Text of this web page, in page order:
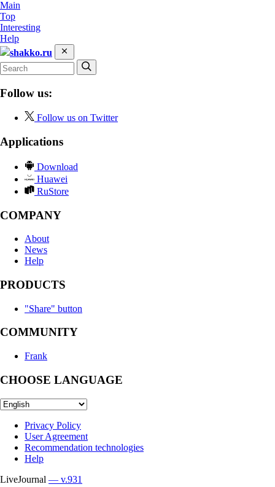
Main
Top
Interesting
Help
shakko.ru
Follow us:
Follow us on Twitter
Applications
Download
Huawei
RuStore
COMPANY
About
News
Help
PRODUCTS
"Share" button
COMMUNITY
Frank
CHOOSE LANGUAGE
Privacy Policy
User Agreement
Recommendation technologies
Help
LiveJournal — v.931